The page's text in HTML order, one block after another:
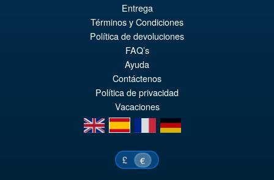
PRE ORDENA
Entrega
Términos y Condiciones
Política de devoluciones
FAQ’s
Ayuda
Contáctenos
Política de privacidad
Vacaciones
en
es fr de
£ €